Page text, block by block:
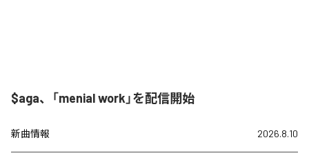
$aga、「menial work」を配信開始
新曲情報 2026.8.10